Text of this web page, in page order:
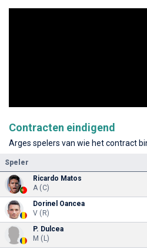
Contracten eindigend
Arges spelers van wie het contract
Speler
Ricardo Matos
A (C)
Dorinel Oancea
V (R)
P. Dulcea
M (L)